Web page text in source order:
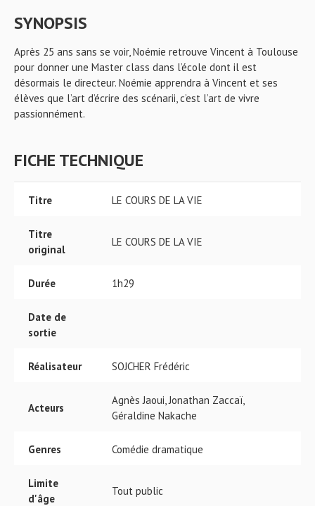
SYNOPSIS
Après 25 ans sans se voir, Noémie retrouve Vincent à Toulouse
pour donner une Master class dans l’école dont il est
désormais le directeur. Noémie apprendra à Vincent et ses
élèves que l’art d’écrire des scénarii, c’est l’art de vivre
passionnément.
FICHE TECHNIQUE
Titre LE COURS DE LA VIE
Titre
original
LE COURS DE LA VIE
Durée 1h29
Date de
sortie
Réalisateur SOJCHER Frédéric
Acteurs
Agnès Jaoui, Jonathan Zaccaï,
Géraldine Nakache
Genres Comédie dramatique
Limite
d'âge
Tout public